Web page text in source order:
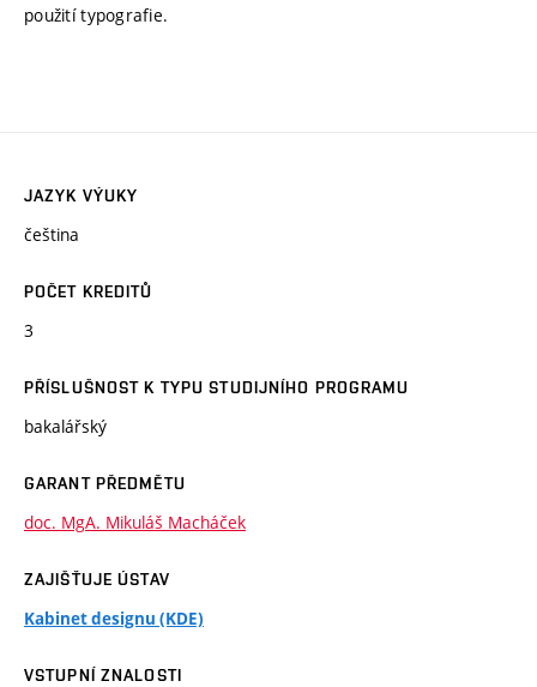
použití typografie.
JAZYK VÝUKY
čeština
POČET KREDITŮ
3
PŘÍSLUŠNOST K TYPU STUDIJNÍHO PROGRAMU
bakalářský
GARANT PŘEDMĚTU
doc. MgA. Mikuláš Macháček
ZAJIŠŤUJE ÚSTAV
Kabinet designu (KDE)
VSTUPNÍ ZNALOSTI